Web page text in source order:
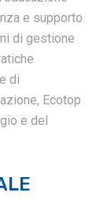
e supporto
di gestione
di
Ecotop
e del